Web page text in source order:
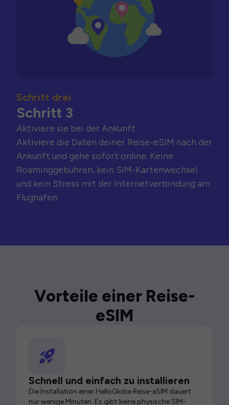
Schritt drei
Schritt 3
Aktiviere sie bei der Ankunft
Aktiviere die Daten deiner Reise-eSIM nach der
Ankunft und gehe sofort online. Keine
Roaminggebühren, kein SIM-Kartenwechsel
und kein Stress mit der Internetverbindung am
Flughafen.
Vorteile einer Reise-
eSIM
Schnell und einfach zu installieren
Die Installation einer HelloGlobe Reise-eSIM dauert
nur wenige Minuten. Es gibt keine physische SIM-